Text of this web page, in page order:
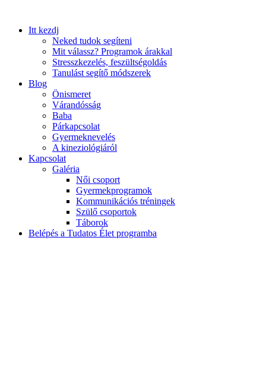
Itt kezdj
Neked tudok segíteni
Mit válassz? Programok árakkal
Stresszkezelés, feszültségoldás
Tanulást segítő módszerek
Blog
Önismeret
Várandósság
Baba
Párkapcsolat
Gyermeknevelés
A kineziológiáról
Kapcsolat
Galéria
Női csoport
Gyermekprogramok
Kommunikációs tréningek
Szülő csoportok
Táborok
Belépés a Tudatos Élet programba